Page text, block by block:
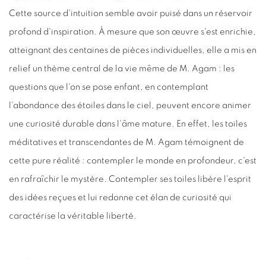
Cette source d'intuition semble avoir puisé dans un réservoir
profond d'inspiration. À mesure que son œuvre s'est enrichie,
atteignant des centaines de pièces individuelles, elle a mis en
relief un thème central de la vie même de M. Agam : les
questions que l'on se pose enfant, en contemplant
l'abondance des étoiles dans le ciel, peuvent encore animer
une curiosité durable dans l'âme mature. En effet, les toiles
méditatives et transcendantes de M. Agam témoignent de
cette pure réalité : contempler le monde en profondeur, c'est
en rafraîchir le mystère. Contempler ses toiles libère l'esprit
des idées reçues et lui redonne cet élan de curiosité qui
caractérise la véritable liberté.